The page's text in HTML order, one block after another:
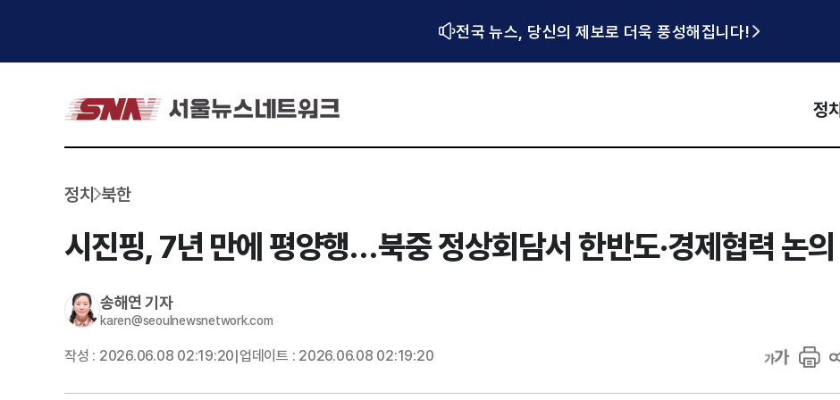
전국 뉴스, 당신의 제보로 더욱 풍성해집니다!
정치
정치 북한
시진핑, 7년 만에 평양행…북중 정상회담서 한반도·경제협력 논의
송해연 기자
karen@seoulnewsnetwork.com
작성 : 2026.06.08 02:19:20 업데이트 : 2026.06.08 02:19:20